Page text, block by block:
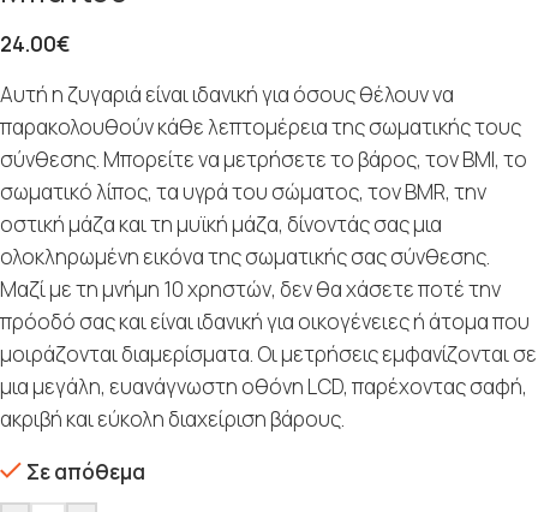
24.00€
Αυτή η ζυγαριά είναι ιδανική για όσους θέλουν να
παρακολουθούν κάθε λεπτομέρεια της σωματικής τους
σύνθεσης. Μπορείτε να μετρήσετε το βάρος, τον BMI, το
σωματικό λίπος, τα υγρά του σώματος, τον BMR, την
οστική μάζα και τη μυϊκή μάζα, δίνοντάς σας μια
ολοκληρωμένη εικόνα της σωματικής σας σύνθεσης.
Μαζί με τη μνήμη 10 χρηστών, δεν θα χάσετε ποτέ την
πρόοδό σας και είναι ιδανική για οικογένειες ή άτομα που
μοιράζονται διαμερίσματα. Οι μετρήσεις εμφανίζονται σε
μια μεγάλη, ευανάγνωστη οθόνη LCD, παρέχοντας σαφή,
ακριβή και εύκολη διαχείριση βάρους.
Σε απόθεμα